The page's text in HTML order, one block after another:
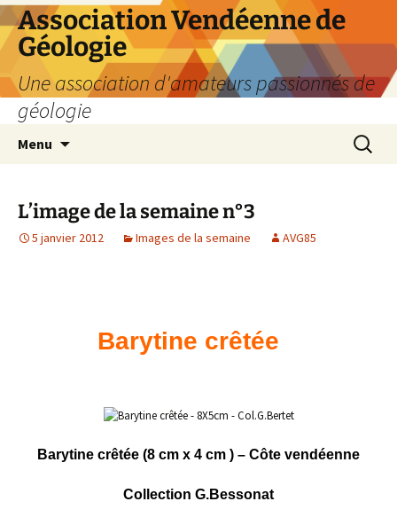
Aller
au
contenu
Association Vendéenne de
Géologie
Une association d'amateurs passionnés de
géologie
Menu
L’image de la semaine n°3
5 janvier 2012 Images de la semaine AVG85
Barytine crêtée
Barytine crêtée (8 cm x 4 cm ) – Côte vendéenne
Collection G.Bessonat